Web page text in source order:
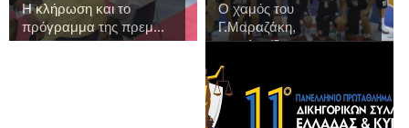
Η κλήρωση και το
πρόγραμμα της πρεμ...
Ο χαμός του
Γ.Μαραζάκη,
συγκλονίζει...